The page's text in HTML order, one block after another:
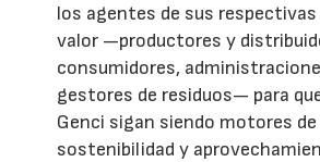
los agentes de sus respectivas
valor —productores y
consumidores,
gestores de residuos— para
Genci sigan siendo motores de
sostenibilidad y